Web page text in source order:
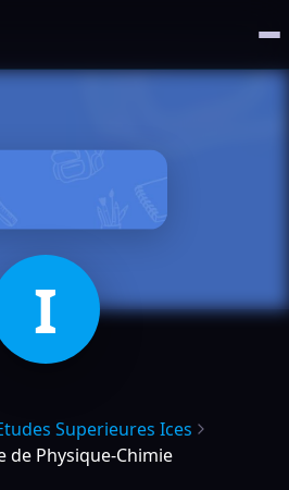
I
Superieures Ices
de Physique-Chimie